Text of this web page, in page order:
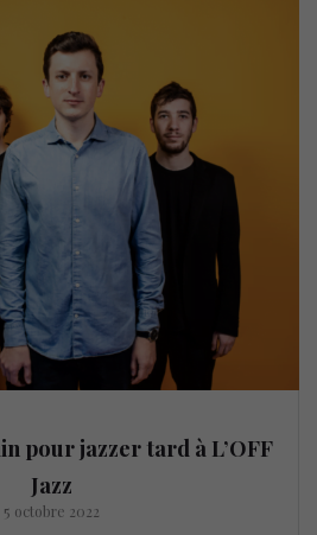
pour jazzer tard à L’OFF
Jazz
5 octobre 2022